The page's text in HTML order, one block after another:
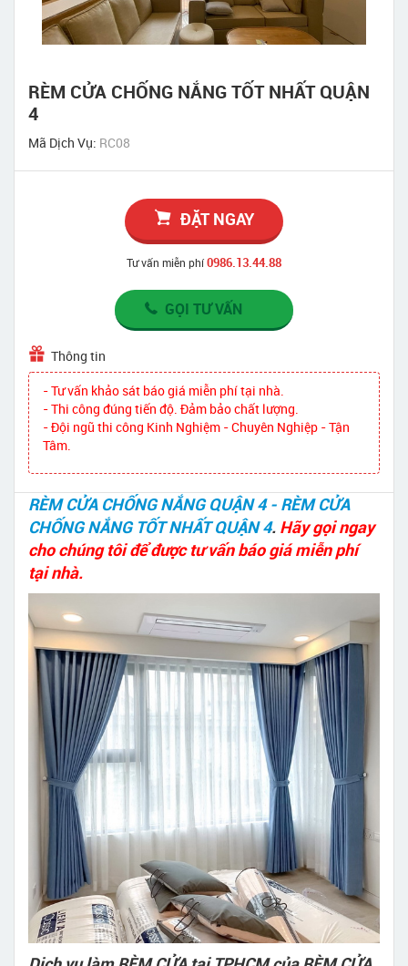
RÈM CỬA CHỐNG NẮNG TỐT NHẤT QUẬN
4
Mã Dịch Vụ: RC08
ĐẶT NGAY
Tư vấn miễn phí0986.13.44.88
GỌI TƯ VẤN
Thông tin
- Tư vấn khảo sát báo giá miễn phí tại nhà.
- Thi công đúng tiến độ. Đảm bảo chất lượng.
- Đội ngũ thi công Kinh Nghiệm - Chuyên Nghiệp - Tận
Tâm.
RÈM CỬA CHỐNG NẮNG QUẬN 4 - RÈM CỬA
CHỐNG NẮNG TỐT NHẤT QUẬN 4. Hãy gọi ngay
cho chúng tôi để được tư vấn báo giá miễn phí
tại nhà.